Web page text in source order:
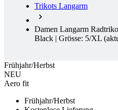
Frühjahr/Herbst
Kostenlose Lieferung
Aero fit